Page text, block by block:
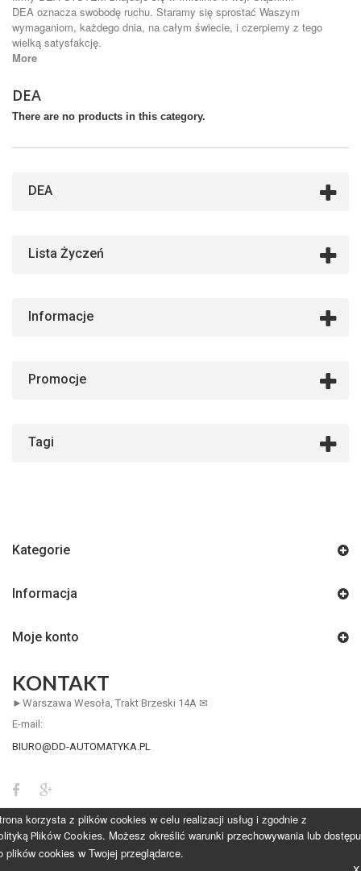
DEA oznacza swobodę ruchu. Staramy się sprostać Waszym
wymaganiom, każdego dnia, na całym świecie, i czerpiemy z tego
wielką satysfakcję.
More
DEA
There are no products in this category.
DEA
Lista Życzeń
Informacje
Promocje
Tagi
Kategorie
Informacja
Moje konto
KONTAKT
►Warszawa Wesoła, Trakt Brzeski 14A ✉
E-mail:
BIURO@DD-AUTOMATYKA.PL
korzysta z plików cookies w celu realizacji usług i zgodnie z
Plików Cookies. Możesz określić warunki przechowywania lub dostępu
plików cookies w Twojej przeglądarce.